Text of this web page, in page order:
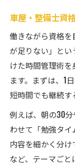
車屋・整備士資
働きながら資格
が足りない」と
けた時間管理術
ます。まずは、1
短時間でも継続す
例えば、朝の30
わせて「勉強タ
内容を細かく分
など、テーマご